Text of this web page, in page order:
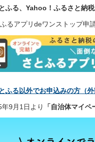
ふる、Yahoo！ふるさと納
るアプリdeワンストップ申
ふる以外でお申込みの方 （
年9月1日より 「自治体マイペ